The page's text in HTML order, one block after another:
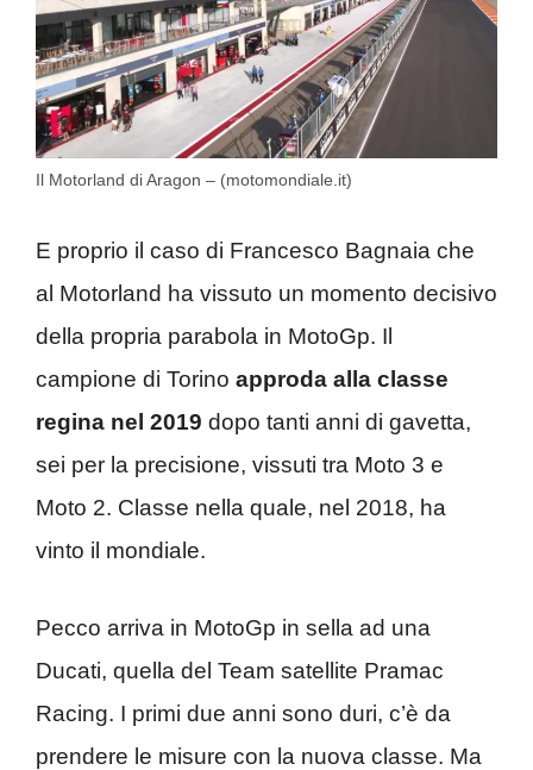
Il Motorland di Aragon – (motomondiale.it)
E proprio il caso di Francesco Bagnaia che
al Motorland ha vissuto un momento decisivo
della propria parabola in MotoGp. Il
campione di Torino approda alla classe
regina nel 2019 dopo tanti anni di gavetta,
sei per la precisione, vissuti tra Moto 3 e
Moto 2. Classe nella quale, nel 2018, ha
vinto il mondiale.
Pecco arriva in MotoGp in sella ad una
Ducati, quella del Team satellite Pramac
Racing. I primi due anni sono duri, c’è da
prendere le misure con la nuova classe. Ma